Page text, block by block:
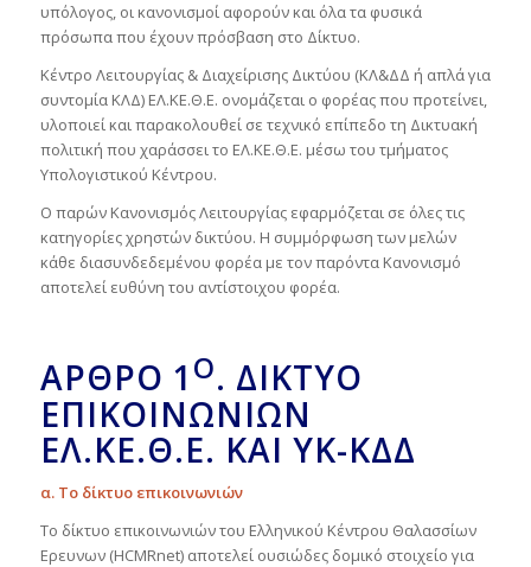
υπόλογος, οι κανονισμοί αφορούν και όλα τα φυσικά
πρόσωπα που έχουν πρόσβαση στο Δίκτυο.
Κέντρο Λειτουργίας & Διαχείρισης Δικτύου (ΚΛ&ΔΔ ή απλά για
συντομία ΚΛΔ) ΕΛ.ΚΕ.Θ.Ε. ονομάζεται ο φορέας που προτείνει,
υλοποιεί και παρακολουθεί σε τεχνικό επίπεδο τη Δικτυακή
πολιτική που χαράσσει το ΕΛ.ΚΕ.Θ.Ε. μέσω του τμήματος
Υπολογιστικού Κέντρου.
Ο παρών Κανονισμός Λειτουργίας εφαρμόζεται σε όλες τις
κατηγορίες χρηστών δικτύου. Η συμμόρφωση των μελών
κάθε διασυνδεδεμένου φορέα με τον παρόντα Κανονισμό
αποτελεί ευθύνη του αντίστοιχου φορέα.
ΆΡΘΡΟ 1 Ο. ΔΊΚΤΥΟ
ΕΠΙΚΟΙΝΩΝΙΏΝ
ΕΛ.ΚΕ.Θ.Ε. ΚΑΙ ΥΚ-ΚΔΔ
α. Το δίκτυο επικοινωνιών
Το δίκτυο επικοινωνιών του Ελληνικού Κέντρου Θαλασσίων
Ερευνων (HCMRnet) αποτελεί ουσιώδες δομικό στοιχείο για